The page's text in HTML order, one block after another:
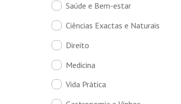
Saúde e Bem-estar
Ciências Exactas e Naturais
Direito
Medicina
Vida Prática